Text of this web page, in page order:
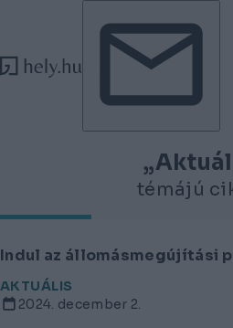
Tovább a tartalomhoz
Tovább a lábléchez
témájú
Indul az állomásmegújítási
AKTUÁLIS
2024. december 2.